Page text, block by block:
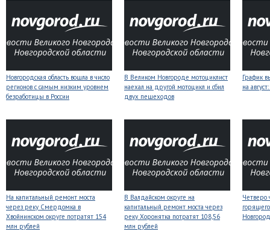
Новгородская область вошла в число
регионов с самым низким уровнем
безработицы в России
В Великом Новгороде мотоциклист
наехал на другой мотоцикл и сбил
двух пешеходов
График
на
На капитальный ремонт моста
через реку Смердомка в
Хвойнинском округе потратят 154
млн рублей
В Валдайском округе на
капитальный ремонт моста через
реку Хоронятка потратят 108,56
млн рублей
Четверо